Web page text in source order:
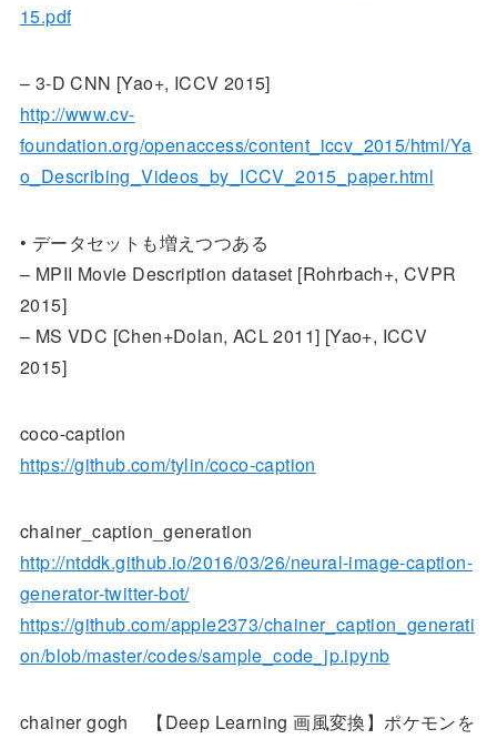
15.pdf
– 3-D CNN [Yao+, ICCV 2015]
http://www.cv-
foundation.org/openaccess/content_iccv_2015/html/Ya
o_Describing_Videos_by_ICCV_2015_paper.html
• データセットも増えつつある
– MPII Movie Description dataset [Rohrbach+, CVPR
2015]
– MS VDC [Chen+Dolan, ACL 2011] [Yao+, ICCV
2015]
coco-caption
https://github.com/tylin/coco-caption
chainer_caption_generation
http://ntddk.github.io/2016/03/26/neural-image-caption-
generator-twitter-bot/
https://github.com/apple2373/chainer_caption_generati
on/blob/master/codes/sample_code_jp.ipynb
chainer gogh 【Deep Learning 画風変換】ポケモンを